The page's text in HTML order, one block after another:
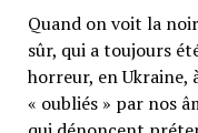
Quand on voit la
sûr, qui a toujours
horreur, en Ukraine,
« oubliés » par nos